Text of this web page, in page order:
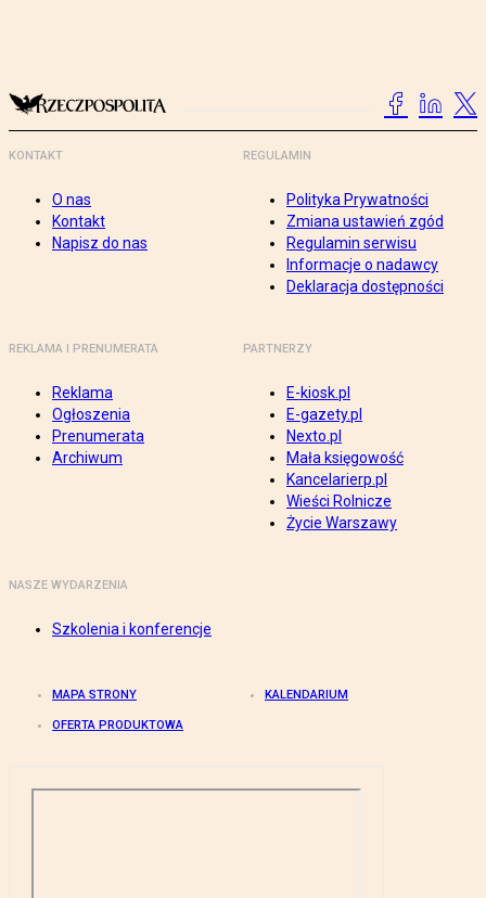
KONTAKT
O nas
Kontakt
Napisz do nas
REGULAMIN
Polityka Prywatności
Zmiana ustawień zgód
Regulamin serwisu
Informacje o nadawcy
Deklaracja dostępności
REKLAMA I PRENUMERATA
Reklama
Ogłoszenia
Prenumerata
Archiwum
PARTNERZY
E-kiosk.pl
E-gazety.pl
Nexto.pl
Mała księgowość
Kancelarierp.pl
Wieści Rolnicze
Życie Warszawy
NASZE WYDARZENIA
Szkolenia i konferencje
MAPA STRONY KALENDARIUM
OFERTA PRODUKTOWA